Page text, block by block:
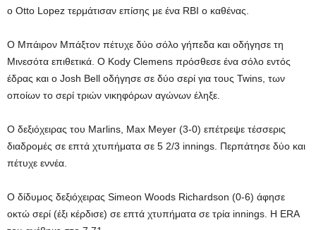
ο Otto Lopez τερμάτισαν επίσης με ένα RBI ο καθένας.
Ο Μπάιρον Μπάξτον πέτυχε δύο σόλο γήπεδα και οδήγησε τη
Μινεσότα επιθετικά. Ο Kody Clemens πρόσθεσε ένα σόλο εντός
έδρας και ο Josh Bell οδήγησε σε δύο σερί για τους Twins, των
οποίων το σερί τριών νικηφόρων αγώνων έληξε.
Ο δεξιόχειρας του Marlins, Max Meyer (3-0) επέτρεψε τέσσερις
διαδρομές σε επτά χτυπήματα σε 5 2/3 innings. Περπάτησε δύο και
πέτυχε εννέα.
Ο δίδυμος δεξιόχειρας Simeon Woods Richardson (0-6) άφησε
οκτώ σερί (έξι κέρδισε) σε επτά χτυπήματα σε τρία innings. Η ERA